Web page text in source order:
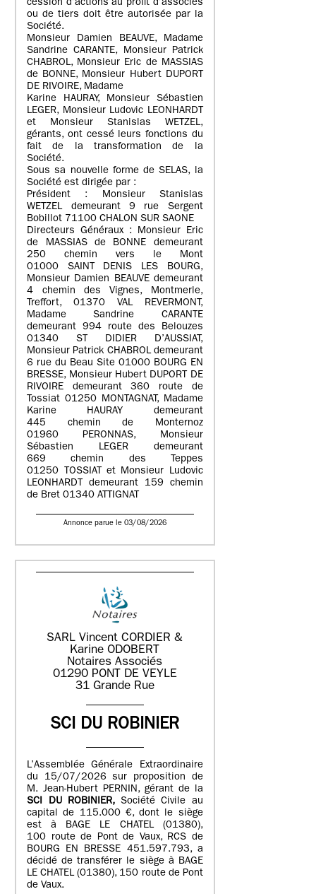
cession d’actions au profit d’associés
ou de tiers doit être autorisée par la
Société.
Monsieur Damien BEAUVE, Madame
Sandrine CARANTE, Monsieur Patrick
CHABROL, Monsieur Eric de MASSIAS
de BONNE, Monsieur Hubert DUPORT
DE RIVOIRE, Madame
Karine HAURAY, Monsieur Sébastien
LEGER, Monsieur Ludovic LEONHARDT
et Monsieur Stanislas WETZEL,
gérants, ont cessé leurs fonctions du
fait de la transformation de la
Société.
Sous sa nouvelle forme de SELAS, la
Société est dirigée par :
Président : Monsieur Stanislas
WETZEL demeurant 9 rue Sergent
Bobillot 71100 CHALON SUR SAONE
Directeurs Généraux : Monsieur Eric
de MASSIAS de BONNE demeurant
250 chemin vers le Mont
01000 SAINT DENIS LES BOURG,
Monsieur Damien BEAUVE demeurant
4 chemin des Vignes, Montmerle,
Treffort, 01370 VAL REVERMONT,
Madame Sandrine CARANTE
demeurant 994 route des Belouzes
01340 ST DIDIER D’AUSSIAT,
Monsieur Patrick CHABROL demeurant
6 rue du Beau Site 01000 BOURG EN
BRESSE, Monsieur Hubert DUPORT DE
RIVOIRE demeurant 360 route de
Tossiat 01250 MONTAGNAT, Madame
Karine HAURAY demeurant
445 chemin de Monternoz
01960 PERONNAS, Monsieur
Sébastien LEGER demeurant
669 chemin des Teppes
01250 TOSSIAT et Monsieur Ludovic
LEONHARDT demeurant 159 chemin
de Bret 01340 ATTIGNAT
Annonce parue le 03/08/2026
SARL Vincent CORDIER &
Karine ODOBERT
Notaires Associés
01290 PONT DE VEYLE
31 Grande Rue
SCI DU ROBINIER
L’Assemblée Générale Extraordinaire
du 15/07/2026 sur proposition de
M. Jean-Hubert PERNIN, gérant de la
SCI DU ROBINIER, Société Civile au
capital de 115.000 €, dont le siège
est à BAGE LE CHATEL (01380),
100 route de Pont de Vaux, RCS de
BOURG EN BRESSE 451.597.793, a
décidé de transférer le siège à BAGE
LE CHATEL (01380), 150 route de Pont
de Vaux.